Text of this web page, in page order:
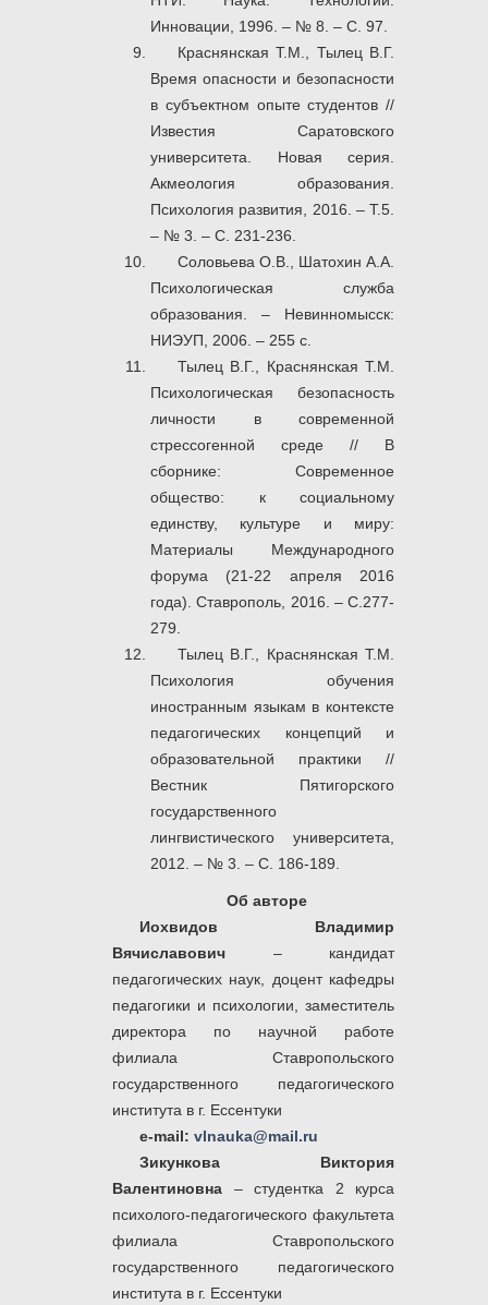
Инновации, 1996. – № 8. – С. 97.
Краснянская Т.М., Тылец В.Г.
Время опасности и безопасности
в субъектном опыте студентов //
Известия Саратовского
университета. Новая серия.
Акмеология образования.
Психология развития, 2016. – Т.5.
– № 3. – С. 231-236.
Соловьева О.В., Шатохин А.А.
Психологическая служба
образования. – Невинномысск:
НИЭУП, 2006. – 255 с.
Тылец В.Г., Краснянская Т.М.
Психологическая безопасность
личности в современной
стрессогенной среде // В
сборнике: Современное
общество: к социальному
единству, культуре и миру:
Материалы Международного
форума (21-22 апреля 2016
года). Ставрополь, 2016. – С.277-
279.
Тылец В.Г., Краснянская Т.М.
Психология обучения
иностранным языкам в контексте
педагогических концепций и
образовательной практики //
Вестник Пятигорского
государственного
лингвистического университета,
2012. – № 3. – С. 186-189.
Об авторе
Иохвидов Владимир
Вячиславович – кандидат
педагогических наук, доцент кафедры
педагогики и психологии, заместитель
директора по научной работе
филиала Ставропольского
государственного педагогического
института в г. Ессентуки
e-mail: vlnauka@mail.ru
Зикункова Виктория
Валентиновна – студентка 2 курса
психолого-педагогического факультета
филиала Ставропольского
государственного педагогического
института в г. Ессентуки